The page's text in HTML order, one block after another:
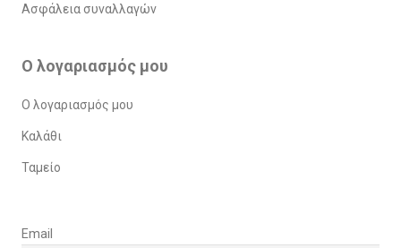
Ασφάλεια συναλλαγών
Ο λογαριασμός μου
Ο λογαριασμός μου
Καλάθι
Ταμείο
Email